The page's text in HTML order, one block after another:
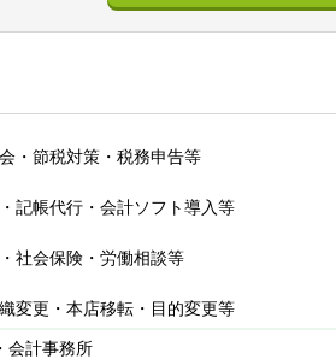
は来社のため、効率的に業務を進める事が
入実績です）、マネーフォワード
あります。会社設立後そのままクライア
・節税対策・税務申告等
記帳代行・会計ソフト導入等
社会保険・労働相談等
変更・本店移転・目的変更等
会計事務所